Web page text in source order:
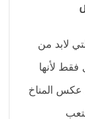
لابد من
لأنها
عكس المناخ